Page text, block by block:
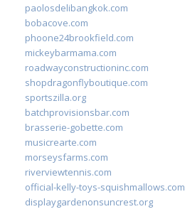
paolosdelibangkok.com
bobacove.com
phoone24brookfield.com
mickeybarmama.com
roadwayconstructioninc.com
shopdragonflyboutique.com
sportszilla.org
batchprovisionsbar.com
brasserie-gobette.com
musicrearte.com
morseysfarms.com
riverviewtennis.com
official-kelly-toys-squishmallows.com
displaygardenonsuncrest.org